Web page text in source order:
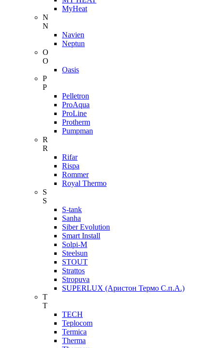
MyHeat
N
N
Navien
Neptun
O
O
Oasis
P
P
Pelletron
ProAqua
ProLine
Protherm
Pumpman
R
R
Rifar
Rispa
Rommer
Royal Thermo
S
S
S-tank
Sanha
Siber Evolution
Smart Install
Solpi-M
Steelsun
STOUT
Strattos
Stropuva
SUPERLUX (Аристон Термо С.п.А.)
T
T
TECH
Teplocom
Termica
Therma